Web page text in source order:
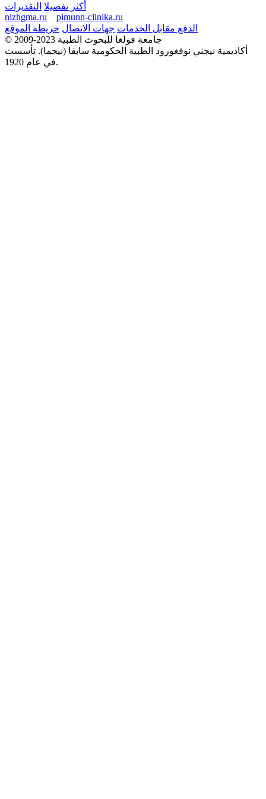
أكثر تفصيلا التقديرات
nizhgma.ru
pimunn-clinika.ru
الدفع مقابل الخدمات جهات الاتصال خريطة الموقع
© 2009-2023 جامعة فولغا للبحوث الطبية
أكاديمية نيجني نوفغورود الطبية الحكومية سابقا (نيجما). تأسست
في عام 1920.